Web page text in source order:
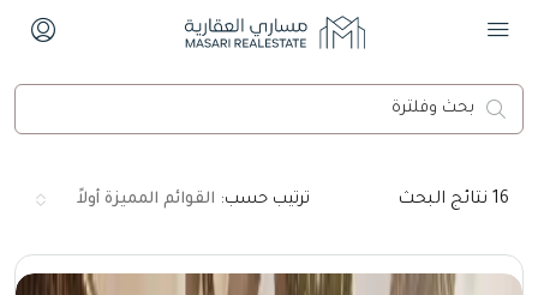
16 نتائج البحث ترتيب حسب: القوائم المميزة أولاً